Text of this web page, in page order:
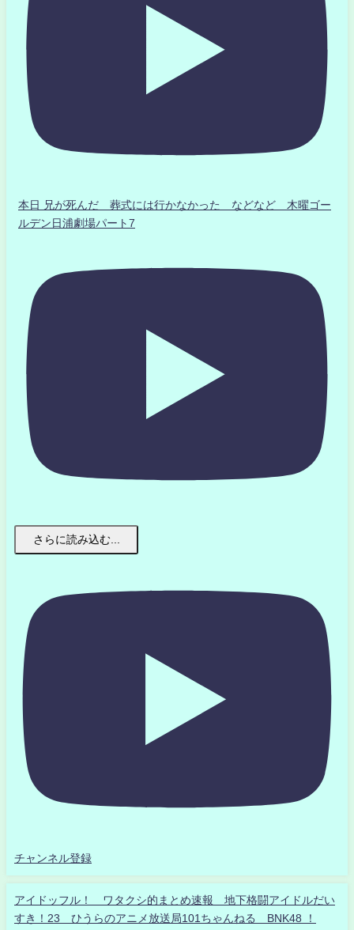
本日 兄が死んだ 葬式には行かなかった などなど 木曜ゴー
ルデン日浦劇場パート7
さらに読み込む...
チャンネル登録
アイドッフル！ ワタクシ的まとめ速報 地下格闘アイドルだい
すき！23 ひうらのアニメ放送局101ちゃんねる BNK48 ！